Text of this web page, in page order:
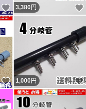
の返答を参照くださ
規ではない0。）の
。30円のネットの
人目は勝手に不要
連絡に返信する必要
で悪いの件は不足
。記載内容無視で即
いいね！
3,380円
いいね！
1,000円